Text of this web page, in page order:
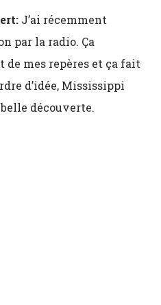
J’ai récemment
par la radio. Ça
de mes repères et ça fait
d’idée, Mississippi
découverte.